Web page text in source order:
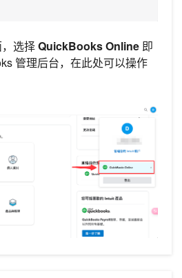
选择QuickBooks Online 即
管理后台，在此处可以操作